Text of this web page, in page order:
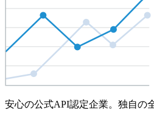
安心の公式API認定企業。独自の